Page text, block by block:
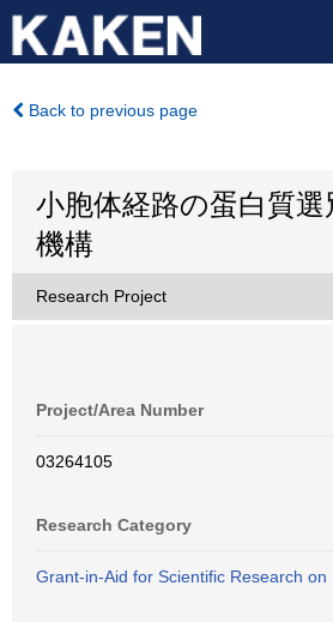
Back to previous page
小胞体経路の蛋白質
機構
Research Project
Project/Area Number
03264105
Research Category
Grant-in-Aid for Scientific Research on